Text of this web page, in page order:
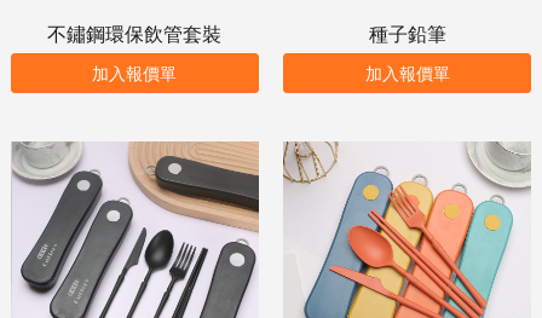
不鏽鋼環保飲管套裝
加入報價單
種子鉛筆
加入報價單